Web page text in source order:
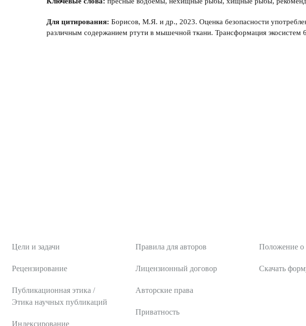
Для цитирования: Борисов, М.Я. и др., 2023. Оценка безопасности
различным содержанием ртути в мышечной ткани. Трансформация
Цели и задачи
Рецензирование
Публикационная этика /
Этика научных публикаций
Индексирование
Правила для авторов
Лицензионный договор
Авторские права
Приватность
Положение о
Скачать